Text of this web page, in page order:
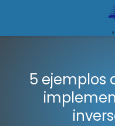
5 ejemplos